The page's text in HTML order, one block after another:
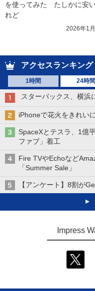
を使ってみた　たしかに安
れど
2026年1
アクセスランキング
1時間 24時間
スターバックス、横浜
iPhoneで花火をきれい
SpaceXとテスラ、1億
ファブ」着工
Fire TVやEchoなど
「Summer Sale」
【アンケート】8割が
Impress